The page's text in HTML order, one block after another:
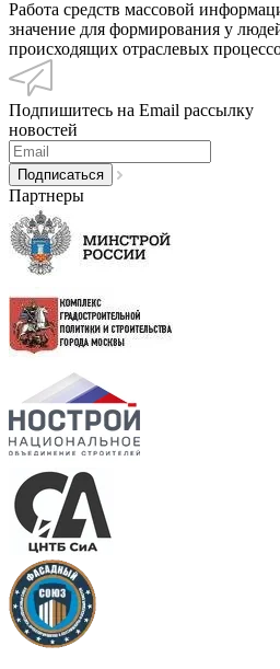
Работа средств массовой
значение для формирования у
происходящих отраслевых
Подпишитесь на Email рассылку
новостей
Партнеры